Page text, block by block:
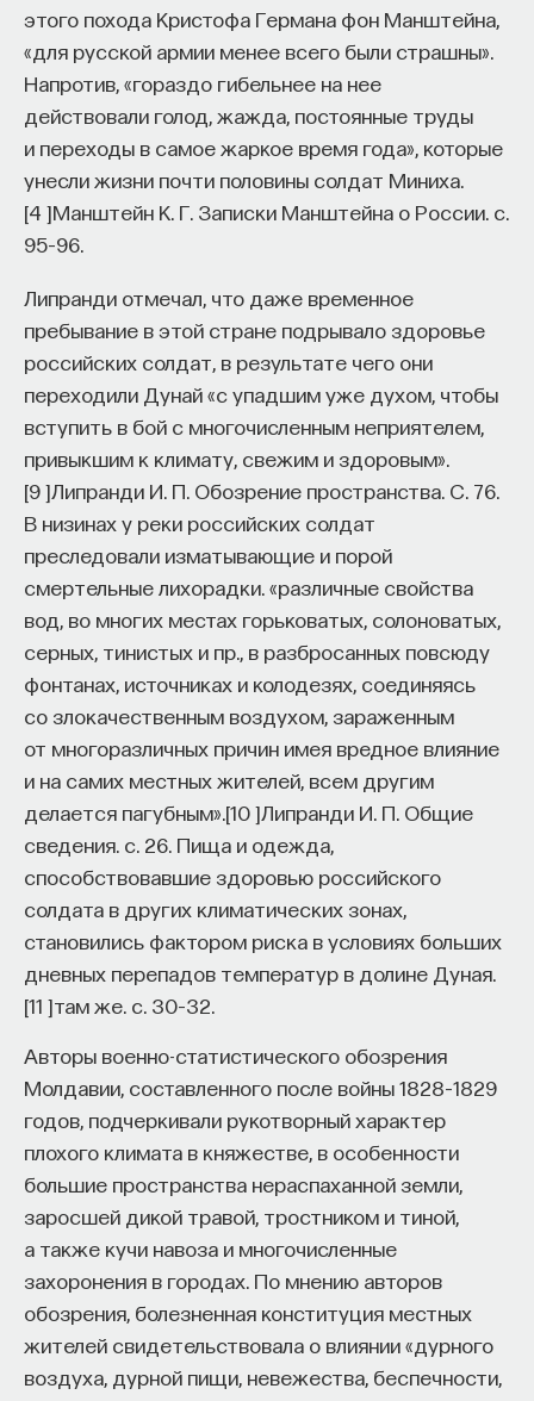
этого похода Кристофа Германа фон Манштейна,
«для русской армии менее всего были страшны».
Напротив, «гораздо гибельнее на нее
действовали голод, жажда, постоянные труды
и переходы в самое жаркое время года», которые
унесли жизни почти половины солдат Миниха.
[4 ]Манштейн К. Г. Записки Манштейна о России. c.
95–96.
Липранди отмечал, что даже временное
пребывание в этой стране подрывало здоровье
российских солдат, в результате чего они
переходили Дунай «с упадшим уже духом, чтобы
вступить в бой с многочисленным неприятелем,
привыкшим к климату, свежим и здоровым».
[9]Липранди И. П. Обозрение пространства. С. 76.
В низинах у реки российских солдат
преследовали изматывающие и порой
смертельные лихорадки. «различные свойства
вод, во многих местах горьковатых, солоноватых,
серных, тинистых и пр., в разбросанных повсюду
фонтанах, источниках и колодезях, соединяясь
со злокачественным воздухом, зараженным
от многоразличных причин имея вредное влияние
и на самих местных жителей, всем другим
делается пагубным». [10]Липранди И. П. Общие
сведения. с. 26. Пища и одежда,
способствовавшие здоровью российского
солдата в других климатических зонах,
становились фактором риска в условиях больших
дневных перепадов температур в долине Дуная.
[11 ]там же. с. 30–32.
Авторы военно-статистического обозрения
Молдавии, составленного после войны 1828–1829
годов, подчеркивали рукотворный характер
плохого климата в княжестве, в особенности
большие пространства нераспаханной земли,
заросшей дикой травой, тростником и тиной,
а также кучи навоза и многочисленные
захоронения в городах. По мнению авторов
обозрения, болезненная конституция местных
жителей свидетельствовала о влиянии «дурного
воздуха, дурной пищи, невежества, беспечности,